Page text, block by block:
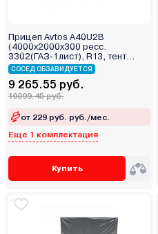
Прицеп Avtos A40U2B
(4000х2000х300 ресс.
3302(ГАЗ-1лист), R13, тент
400мм 2ос)
СОСЕД ОБЗАВИДУЕТСЯ
9 265.55 руб.
10099.45 руб.
от 229 руб. руб./мес.
Еще 1 комплектация
Купить